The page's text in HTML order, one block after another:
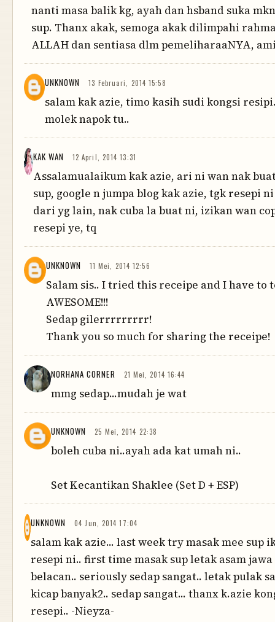
nanti masa balik kg, ayah dan hsband suka
sup. Thanx akak, semoga akak dilimpahi
ALLAH dan sentiasa dlm pemeliharaaNYA,
UNKNOWN 13 Februari, 2014 15:58
salam kak azie, timo kasih sudi kongsi
molek napok tu..
KAK WAN 12 April, 2014 13:31
Assalamualaikum kak azie, ari ni wan nak
sup, google n jumpa blog kak azie, tgk resepi
dari yg lain, nak cuba la buat ni, izikan wan
resepi ye, tq
UNKNOWN 11 Mei, 2014 12:56
Salam sis.. I tried this receipe and I have to
AWESOME!!!
Sedap gilerrrrrrrrr!
Thank you so much for sharing the receipe!
NORHANA CORNER 21 Mei, 2014 16:44
mmg sedap...mudah je wat
UNKNOWN 25 Mei, 2014 22:38
boleh cuba ni..ayah ada kat umah ni..
Set Kecantikan Shaklee (Set D + ESP)
UNKNOWN 04 Jun, 2014 17:04
salam kak azie... last week try masak mee sup
resepi ni.. first time masak sup letak asam
belacan.. seriously sedap sangat.. letak pulak
kicap banyak2.. sedap sangat... thanx k.azie
resepi.. -Nieyza-